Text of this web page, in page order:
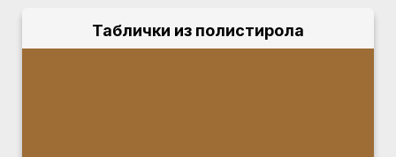
Таблички из полистирола